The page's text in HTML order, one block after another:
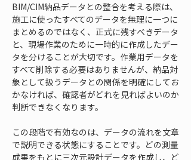
BIM/CIM納品データとの整合を考える際は、
施工に使ったすべてのデータを無理に一つに
まとめるのではなく、正式に残すべきデータ
と、現場作業のために一時的に作成したデー
タを分けることが大切です。作業用データを
すべて削除する必要はありませんが、納品対
象として扱うデータとの関係を明確にしてお
かなければ、確認者がどれを見ればよいのか
判断できなくなります。
この段階で有効なのは、データの流れを文章
で説明できる状態にすることです。どの測量
成果をもとに三次元設計データを作成し、ど